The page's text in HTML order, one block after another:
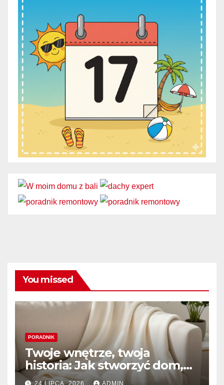
You missed
PORADNIK
Twoje wnętrze, twoja
historia: Jak stworzyć dom,
który naprawdę kochasz
24 LIPCA, 2026 ADMIN